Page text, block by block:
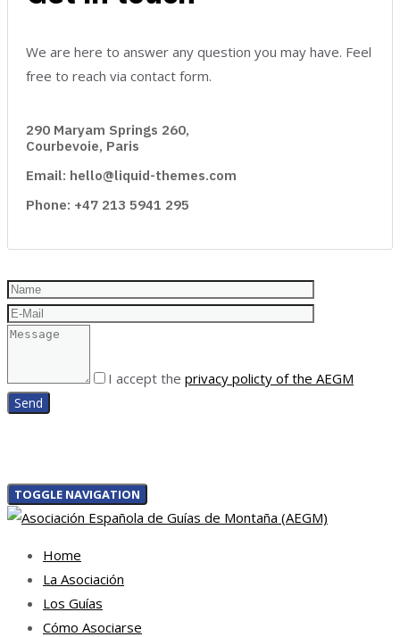
We are here to answer any question you may have. Feel
free to reach via contact form.
290 Maryam Springs 260,
Courbevoie, Paris
Email: hello@liquid-themes.com
Phone: +47 213 5941 295
I accept the privacy policty of the AEGM
TOGGLE NAVIGATION
Home
La Asociación
Los Guías
Cómo Asociarse